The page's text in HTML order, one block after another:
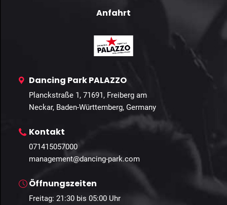
Anfahrt
Dancing Park PALAZZO
Planckstraße 1, 71691, Freiberg am
Neckar, Baden-Württemberg, Germany
Kontakt
071415057000
management@dancing-park.com
Öffnungszeiten
Freitag: 21:30 bis 05:00 Uhr